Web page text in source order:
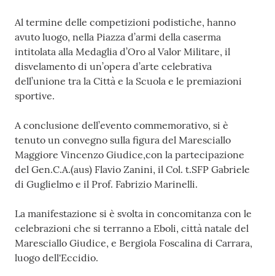
Al termine delle competizioni podistiche, hanno
avuto luogo, nella Piazza d’armi della caserma
intitolata alla Medaglia d’Oro al Valor Militare, il
disvelamento di un’opera d’arte celebrativa
dell’unione tra la Città e la Scuola e le premiazioni
sportive.
A conclusione dell’evento commemorativo, si è
tenuto un convegno sulla figura del Maresciallo
Maggiore Vincenzo Giudice,con la partecipazione
del Gen.C.A.(aus) Flavio Zanini, il Col. t.SFP Gabriele
di Guglielmo e il Prof. Fabrizio Marinelli.
La manifestazione si è svolta in concomitanza con le
celebrazioni che si terranno a Eboli, città natale del
Maresciallo Giudice, e Bergiola Foscalina di Carrara,
luogo dell'Eccidio.